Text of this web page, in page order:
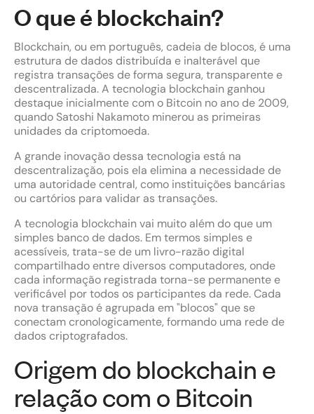
O que é blockchain?
Blockchain, ou em português, cadeia de blocos, é uma
estrutura de dados distribuída e inalterável que
registra transações de forma segura, transparente e
descentralizada. A tecnologia blockchain ganhou
destaque inicialmente com o Bitcoin no ano de 2009,
quando Satoshi Nakamoto minerou as primeiras
unidades da criptomoeda.
A grande inovação dessa tecnologia está na
descentralização, pois ela elimina a necessidade de
uma autoridade central, como instituições bancárias
ou cartórios para validar as transações.
A tecnologia blockchain vai muito além do que um
simples banco de dados. Em termos simples e
acessíveis, trata-se de um livro-razão digital
compartilhado entre diversos computadores, onde
cada informação registrada torna-se permanente e
verificável por todos os participantes da rede. Cada
nova transação é agrupada em "blocos" que se
conectam cronologicamente, formando uma rede de
dados criptografados.
Origem do blockchain e
relação com o Bitcoin